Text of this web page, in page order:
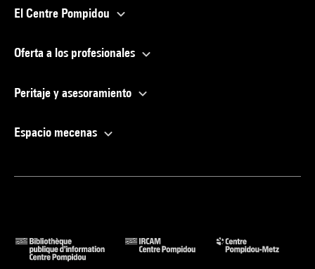
El Centre Pompidou
Oferta a los profesionales
Peritaje y asesoramiento
Espacio mecenas